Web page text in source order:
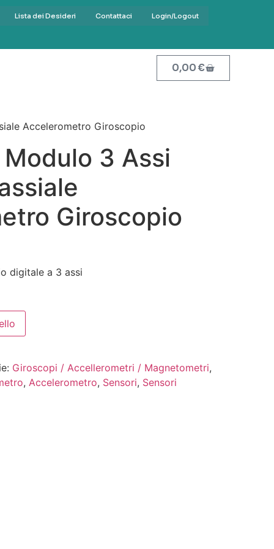
Lista dei Desideri Contattaci Login/Logout
0,00€
Accelerometro Giroscopio
3 Assi
Giroscopio
digitale a 3 assi
Giroscopi / Accellerometri / Magnetometri,
, Accelerometro, Sensori, Sensori